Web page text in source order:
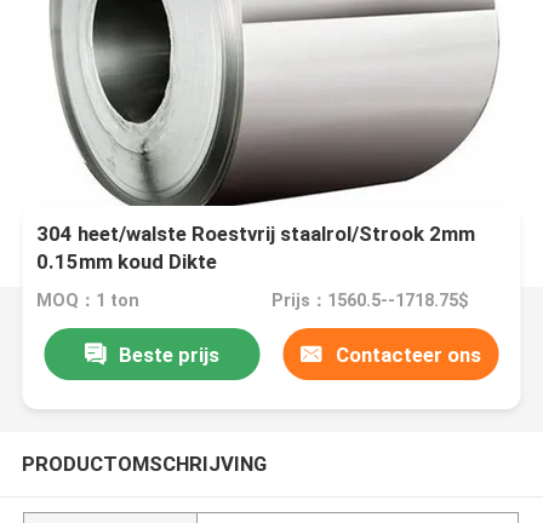
304 heet/walste Roestvrij staalrol/Strook 2mm
0.15mm koud Dikte
MOQ：1 ton Prijs：1560.5--1718.75$
Beste prijs Contacteer ons
PRODUCTOMSCHRIJVING